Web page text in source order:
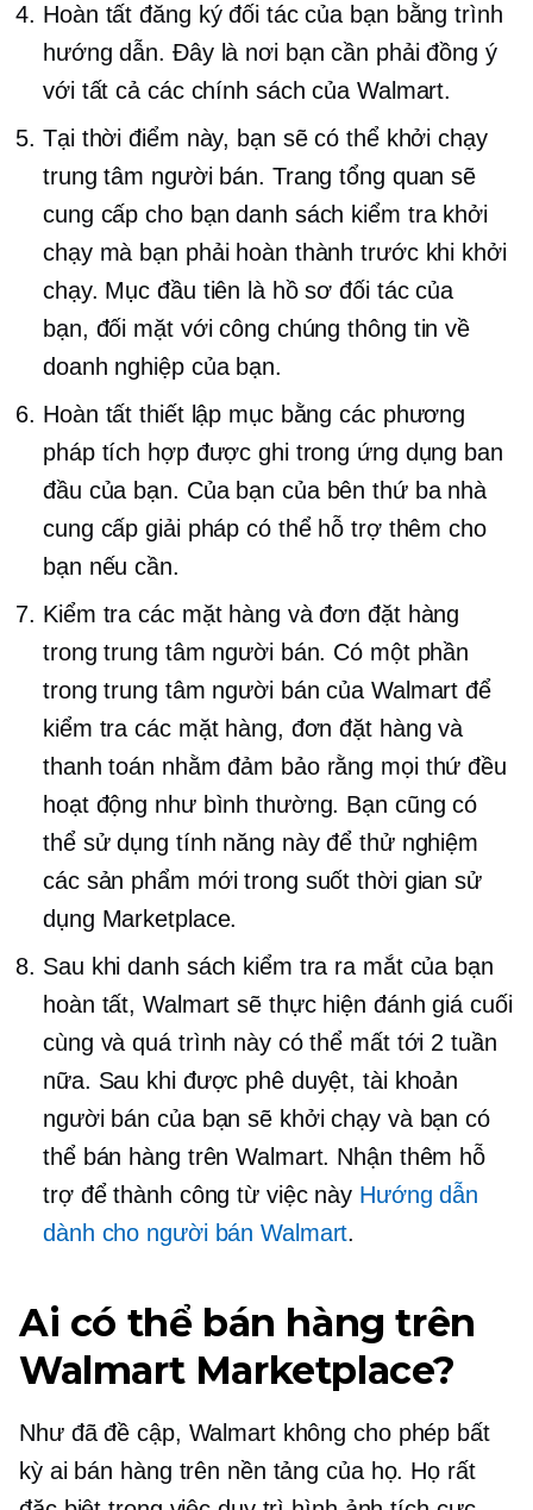
Hoàn tất đăng ký đối tác của bạn bằng trình
hướng dẫn. Đây là nơi bạn cần phải đồng ý
với tất cả các chính sách của Walmart.
Tại thời điểm này, bạn sẽ có thể khởi chạy
trung tâm người bán. Trang tổng quan sẽ
cung cấp cho bạn danh sách kiểm tra khởi
chạy mà bạn phải hoàn thành trước khi khởi
chạy. Mục đầu tiên là hồ sơ đối tác của
bạn, đối mặt với công chúng thông tin về
doanh nghiệp của bạn.
Hoàn tất thiết lập mục bằng các phương
pháp tích hợp được ghi trong ứng dụng ban
đầu của bạn. Của bạn của bên thứ banhà
cung cấp giải pháp có thể hỗ trợ thêm cho
bạn nếu cần.
Kiểm tra các mặt hàng và đơn đặt hàng
trong trung tâm người bán. Có một phần
trong trung tâm người bán của Walmart để
kiểm tra các mặt hàng, đơn đặt hàng và
thanh toán nhằm đảm bảo rằng mọi thứ đều
hoạt động như bình thường. Bạn cũng có
thể sử dụng tính năng này để thử nghiệm
các sản phẩm mới trong suốt thời gian sử
dụng Marketplace.
Sau khi danh sách kiểm tra ra mắt của bạn
hoàn tất, Walmart sẽ thực hiện đánh giá cuối
cùng và quá trình này có thể mất tới 2 tuần
nữa. Sau khi được phê duyệt, tài khoản
người bán của bạn sẽ khởi chạy và bạn có
thể bán hàng trên Walmart. Nhận thêm hỗ
trợ để thành công từ việc này Hướng dẫn
dành cho người bán Walmart.
Ai có thể bán hàng trên
Walmart Marketplace?
Như đã đề cập, Walmart không cho phép bất
kỳ ai bán hàng trên nền tảng của họ. Họ rất